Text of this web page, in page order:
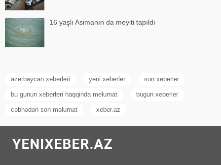
16 yaşlı Asimanın da meyiti tapıldı
azerbaycan xeberleri yeni xeberler son xeberler
bu gunun xeberleri haqqinda melumat bugun xeberler
cəbhədən son məlumat xeber.az